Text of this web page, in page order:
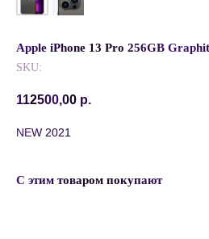
Apple iPhone 13 Pro 256GB
SKU:
112500,00 р.
NEW 2021
С этим товаром покупают